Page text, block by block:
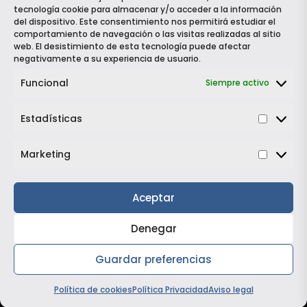
tecnología cookie para almacenar y/o acceder a la información
del dispositivo. Este consentimiento nos permitirá estudiar el
comportamiento de navegación o las visitas realizadas al sitio
web. El desistimiento de esta tecnología puede afectar
negativamente a su experiencia de usuario.
Funcional Siempre activo
Estadísticas
Marketing
Aceptar
Denegar
Guardar preferencias
Política de cookiesPolítica PrivacidadAviso legal
 ¡Quiero este vehículo!
 info@grautomocion.com
Calle Alcalde García Ramos, 3, 38003, Santa Cruz de
Lunes a viernes de 09:00 a 14:00 y 16:00 a 19:00
Política de Privacidad|Política de Cookies|Aviso Legal
Alejandro Tavío